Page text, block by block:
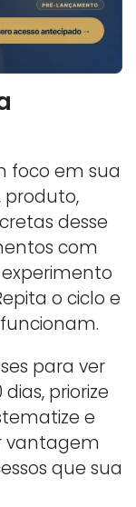
foco em sua
produto,
desse
com
experimento
o ciclo e
para ver
priorize
e
vantagem
que sua